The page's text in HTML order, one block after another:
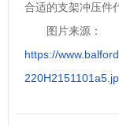
合适的支架冲压件
图片来源：
https://